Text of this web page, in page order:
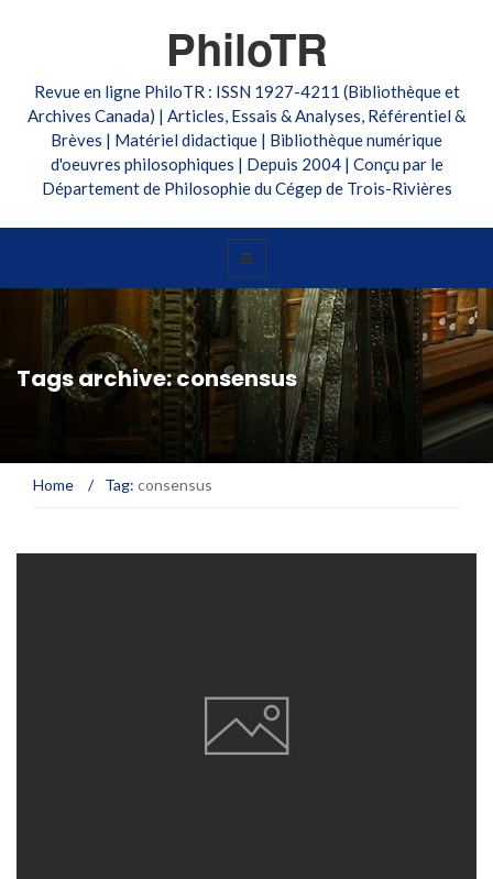
PhiloTR
Revue en ligne PhiloTR : ISSN 1927-4211 (Bibliothèque et
Archives Canada) | Articles, Essais & Analyses, Référentiel &
Brèves | Matériel didactique | Bibliothèque numérique
d'oeuvres philosophiques | Depuis 2004 | Conçu par le
Département de Philosophie du Cégep de Trois-Rivières
Tags archive: consensus
Home / Tag: consensus